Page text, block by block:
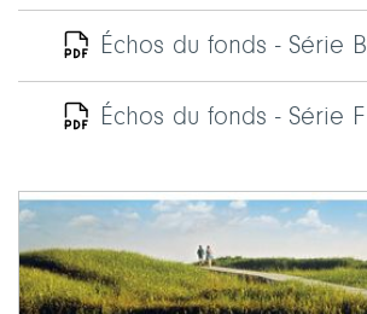
Échos du fonds - Série B
Échos du fonds - Série F